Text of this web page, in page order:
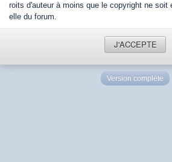
roits d'auteur à moins que le copyright ne soit
elle du forum.
J'ACCEPTE
Version complète